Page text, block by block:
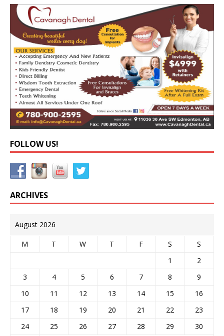
FOLLOW US!
ARCHIVES
August 2026
M T W T F S
S
1
2
3
4 5 6 7 8
9
10
11 12 13 14 15
16
17
18 19 20 21 22
23
24
25 26 27 28 29
30